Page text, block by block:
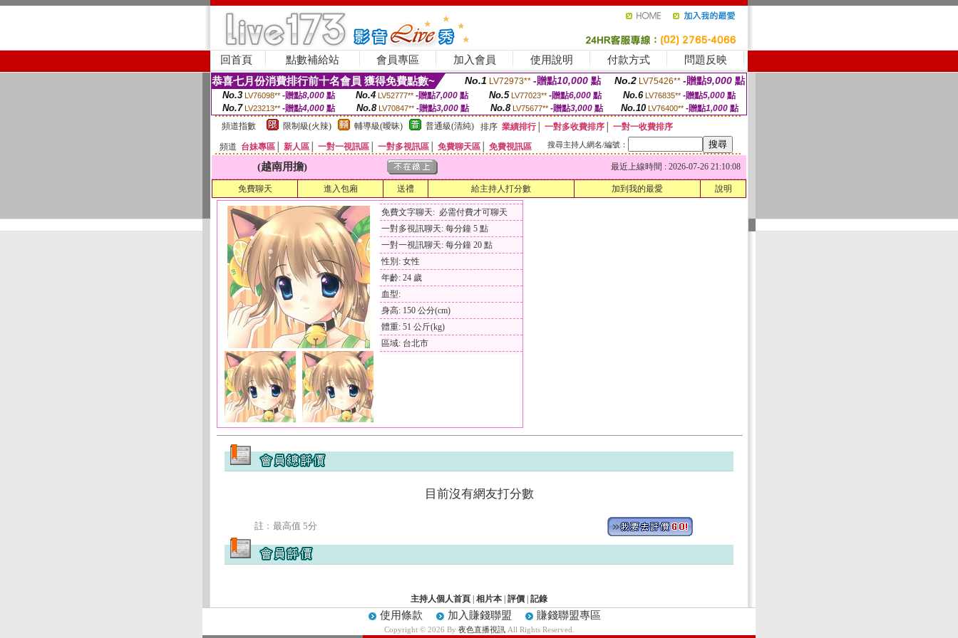
回首頁 點數補給站 會員專區 加入會員 使用說明 付款方式 問題反映
恭喜七月份消費排行前十名會員 獲得免費點數~ No.1 LV72973** -贈點10,000 點 No.2 LV75426** -贈點9,000 點
No.3 LV76098** -贈點8,000點 No.4 LV52777** -贈點7,000點 No.5 LV77023** -贈點6,000點 No.6 LV76835** -贈點5,000點
No.7 LV23213** -贈點4,000 點 No.8 LV70847** -贈點3,000 點 No.8 LV75677** -贈點3,000點 No.10 LV76400** -贈點1,000 點
頻道指數
限制級(火辣) 輔導級(曖昧) 普通級(清純) 排序 業績排行│ 一對多收費排序
一對一收費排序
頻道 台妹專區 新人區 一對一視訊區 一對多視訊區 免費聊天區 免費視訊區 搜尋主持人網名/編號：
(越南用擔) 最近上線時間 : 2026-07-26 21:10:08
免費聊天 進入包廂 送禮 給主持人打分數 加到我的最愛 說明
免費文字聊天: 必需付費才可聊天
一對多視訊聊天: 每分鐘 5 點
一對一視訊聊天: 每分鐘 20 點
性別: 女性
年齡: 24 歲
血型:
身高: 150 公分(cm)
體重: 51 公斤(kg)
區域: 台北市
目前沒有網友打分數
註﹕最高值 5分
主持人個人首頁 相片本 評價 記錄
使用條款 加入賺錢聯盟 賺錢聯盟專區
Copyright © 2026 By 夜色直播視訊All Rights Reserved.